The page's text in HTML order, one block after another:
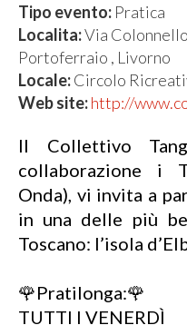
Tipo evento: Pratica
Localita:Via
Portoferraio , Livorno
Locale:Circolo
Web site:http://
Il Collettivo
collaborazione i
Onda), vi invita a
in una delle più
Toscano: l’isola
🌹Pratilonga:🌹
TUTTI I VENERDÌ